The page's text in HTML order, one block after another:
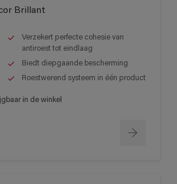
Brillant
Verzekert perfecte cohesie van
antiroest tot eindlaag
Biedt diepgaande bescherming
Roestwerend systeem in één product
in de winkel